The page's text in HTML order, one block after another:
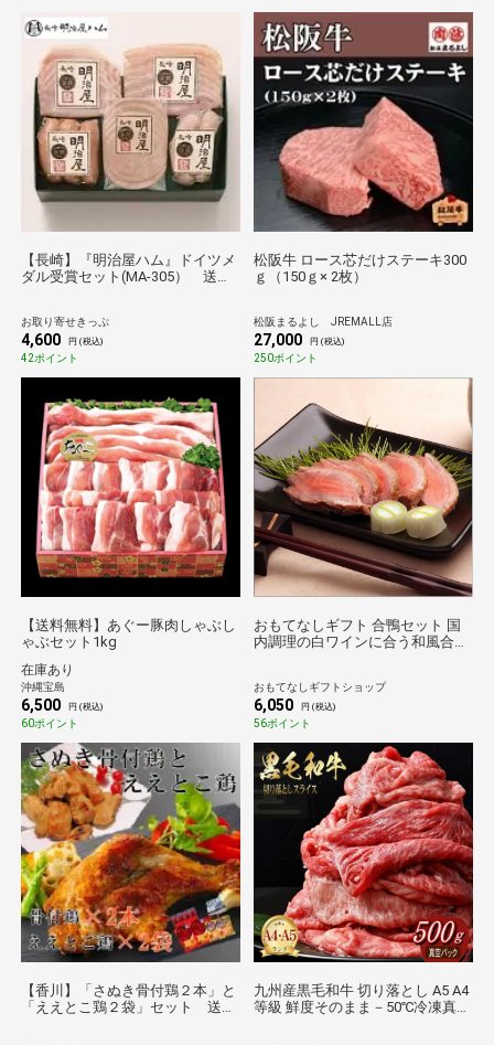
【長崎】『明治屋ハム』ドイツメ
ダル受賞セット(MA-305） 送料
お取り寄せきっぷ
4,600 円 (税込)
42ポイント
松阪牛 ロース芯だけステーキ300
ｇ（150ｇ× 2枚）
松阪まるよし JREMALL店
27,000 円 (税込)
250ポイント
【送料無料】あぐー豚肉しゃぶし
ゃぶセット1kg
在庫あり
沖縄宝島
6,500 円 (税込)
60ポイント
おもてなしギフト 合鴨セット 国
内調理の白ワインに合う和風合鴨
おもてなしギフトショップ
6,050 円 (税込)
56ポイント
【香川】「さぬき骨付鶏２本」と
「ええとこ鶏２袋」セット 送料
九州産黒毛和牛 切り落とし A5 A4
等級 鮮度そのまま－50℃冷凍真空